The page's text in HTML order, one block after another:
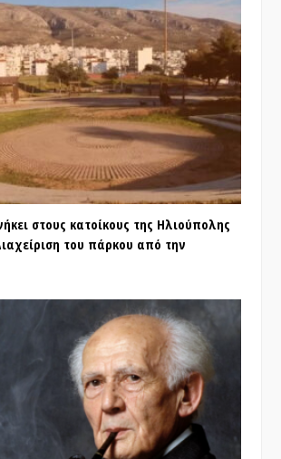
στους κατοίκους της Ηλιούπολης
του πάρκου από την